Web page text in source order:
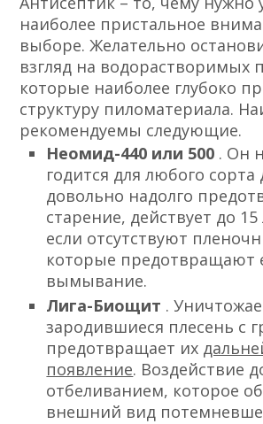
наиболее пристальное
выборе. Желательно
взгляд на водорастворимых
которые наиболее глубоко
структуру пиломатериала.
рекомендуемы следующие.
Неомид-440 или 500 . Он
годится для любого
довольно надолго
старение, действует до
если отсутствуют
которые предотвращают
вымывание.
Лига-Биощит .
зародившиеся плесень с
предотвращает их
появление. Воздействие
отбеливанием, которое
внешний вид